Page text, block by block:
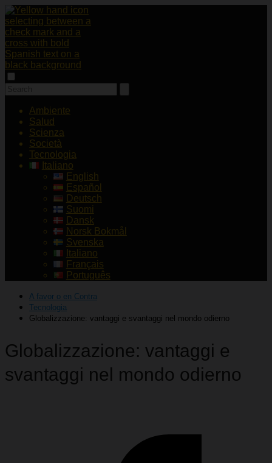
Ambiente
Salud
Scienza
Società
Tecnologia
Italiano
English
Español
Deutsch
Suomi
Dansk
Norsk Bokmål
Svenska
Italiano
Français
Português
A favor o en Contra
Tecnologia
Globalizzazione: vantaggi e svantaggi nel mondo odierno
Globalizzazione: vantaggi e
svantaggi nel mondo odierno